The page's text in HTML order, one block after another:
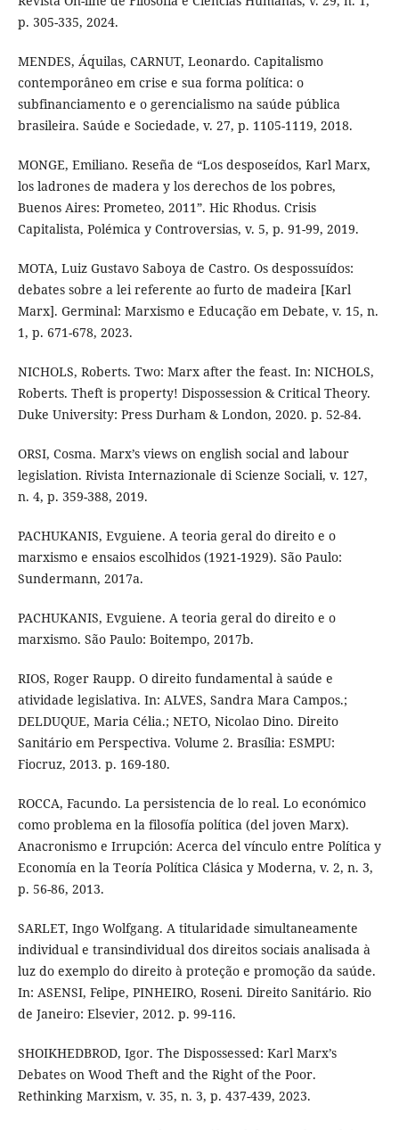
p. 305-335, 2024.
MENDES, Áquilas, CARNUT, Leonardo. Capitalismo
contemporâneo em crise e sua forma política: o
subfinanciamento e o gerencialismo na saúde pública
brasileira. Saúde e Sociedade, v. 27, p. 1105-1119, 2018.
MONGE, Emiliano. Reseña de “Los desposeídos, Karl Marx,
los ladrones de madera y los derechos de los pobres,
Buenos Aires: Prometeo, 2011”. Hic Rhodus. Crisis
Capitalista, Polémica y Controversias, v. 5, p. 91-99, 2019.
MOTA, Luiz Gustavo Saboya de Castro. Os despossuídos:
debates sobre a lei referente ao furto de madeira [Karl
Marx]. Germinal: Marxismo e Educação em Debate, v. 15, n.
1, p. 671-678, 2023.
NICHOLS, Roberts. Two: Marx after the feast. In: NICHOLS,
Roberts. Theft is property! Dispossession & Critical Theory.
Duke University: Press Durham & London, 2020. p. 52-84.
ORSI, Cosma. Marx’s views on english social and labour
legislation. Rivista Internazionale di Scienze Sociali, v. 127,
n. 4, p. 359-388, 2019.
PACHUKANIS, Evguiene. A teoria geral do direito e o
marxismo e ensaios escolhidos (1921-1929). São Paulo:
Sundermann, 2017a.
PACHUKANIS, Evguiene. A teoria geral do direito e o
marxismo. São Paulo: Boitempo, 2017b.
RIOS, Roger Raupp. O direito fundamental à saúde e
atividade legislativa. In: ALVES, Sandra Mara Campos.;
DELDUQUE, Maria Célia.; NETO, Nicolao Dino. Direito
Sanitário em Perspectiva. Volume 2. Brasília: ESMPU:
Fiocruz, 2013. p. 169-180.
ROCCA, Facundo. La persistencia de lo real. Lo económico
como problema en la filosofía política (del joven Marx).
Anacronismo e Irrupción: Acerca del vínculo entre Política y
Economía en la Teoría Política Clásica y Moderna, v. 2, n. 3,
p. 56-86, 2013.
SARLET, Ingo Wolfgang. A titularidade simultaneamente
individual e transindividual dos direitos sociais analisada à
luz do exemplo do direito à proteção e promoção da saúde.
In: ASENSI, Felipe, PINHEIRO, Roseni. Direito Sanitário. Rio
de Janeiro: Elsevier, 2012. p. 99-116.
SHOIKHEDBROD, Igor. The Dispossessed: Karl Marx’s
Debates on Wood Theft and the Right of the Poor.
Rethinking Marxism, v. 35, n. 3, p. 437-439, 2023.